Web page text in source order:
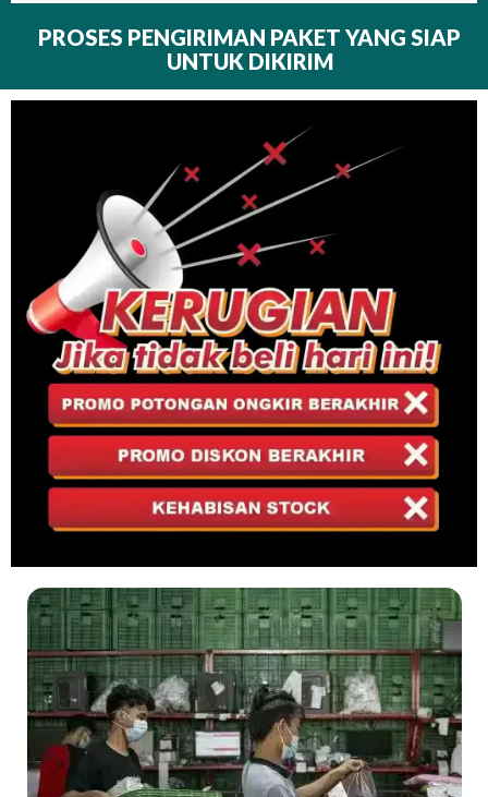
PROSES PENGIRIMAN PAKET YANG SIAP
UNTUK DIKIRIM